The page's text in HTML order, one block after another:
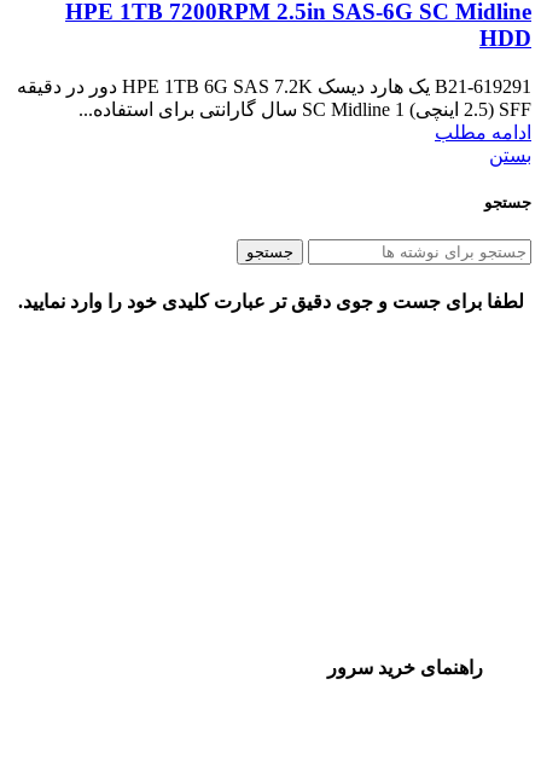
HPE 1TB 7200RPM 2.5in SAS-6G SC Midline
HDD
619291-B21 یک هارد دیسک HPE 1TB 6G SAS 7.2K دور در دقیقه
SFF (2.5 اینچی) SC Midline 1 سال گارانتی برای استفاده...
ادامه مطلب
بستن
جستجو
جستجو
لطفا برای جست و جوی دقیق تر عبارت کلیدی خود را وارد نمایید.
راهنمای خرید سرور